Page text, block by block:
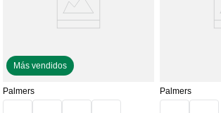
Más vendidos
Palmers Palmers